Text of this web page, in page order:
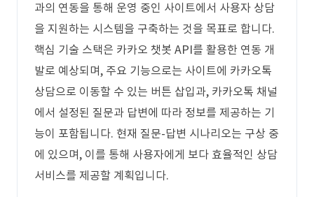
과의 연동을 통해 운영 중인 사이트에서 사용자 상담
을 지원하는 시스템을 구축하는 것을 목표로 합니다.
핵심 기술 스택은 카카오 챗봇 API를 활용한 연동 개
발로 예상되며, 주요 기능으로는 사이트에 카카오톡
상담으로 이동할 수 있는 버튼 삽입과, 카카오톡 채널
에서 설정된 질문과 답변에 따라 정보를 제공하는 기
능이 포함됩니다. 현재 질문-답변 시나리오는 구상 중
에 있으며, 이를 통해 사용자에게 보다 효율적인 상담
서비스를 제공할 계획입니다.